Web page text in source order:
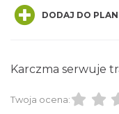
DODAJ DO
Karczma serwuje
Twoja ocena: